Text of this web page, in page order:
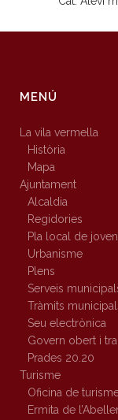
MENÚ
La vila vermella
Història
Mapa
Ajuntament
Alcaldia
Regidories
Pla local de
Urbanisme
Plens
Serveis
Tràmits
Seu electrònica
Govern obert i
Prades 20.20
Turisme
Oficina de
Ermita de